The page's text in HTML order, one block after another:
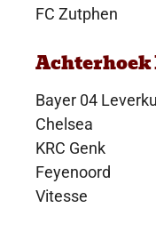
FC Zutphen
Achterhoek
Bayer 04
Chelsea
KRC Genk
Feyenoord
Vitesse